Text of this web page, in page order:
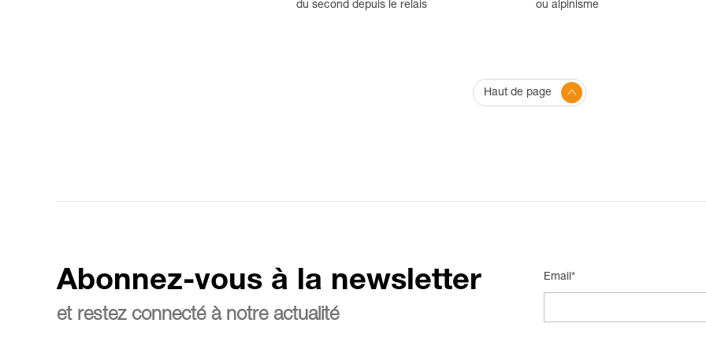
du second depuis le relais ou alpinisme
Haut de page
Abonnez-vous à la newsletter
et restez connecté à notre actualité
Email*